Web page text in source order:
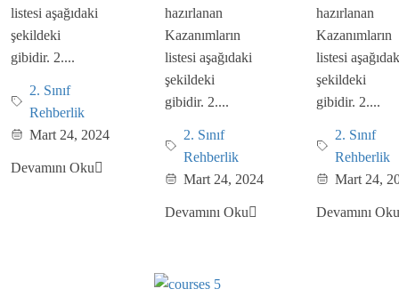
listesi aşağıdaki
şekildeki
gibidir. 2....
2. Sınıf
Rehberlik
Mart 24, 2024
Devamını Oku
hazırlanan
Kazanımların
listesi aşağıdaki
şekildeki
gibidir. 2....
2. Sınıf
Rehberlik
Mart 24, 2024
Devamını Oku
hazırlanan
Kazanımların
listesi
şekildeki
gibidir. 2....
2. Sınıf
Rehberlik
Mart 24,
Devamını Oku